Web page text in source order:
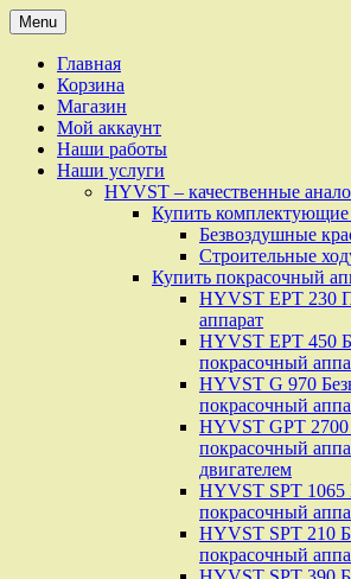
Skip
to
content
Menu
Главная
Корзина
Магазин
Мой аккаунт
Наши работы
Наши услуги
HYVST – качественные
Купить
Безвоздушные
Строительные
Купить покрасочный
HYVST EPT 230
аппарат
HYVST EPT 450
покрасочный
HYVST G 970
покрасочный
HYVST GPT
покрасочный
двигателем
HYVST SPT 1065
покрасочный
HYVST SPT 210
покрасочный